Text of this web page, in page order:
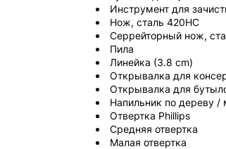
Инструмент для
Нож, сталь 420HC
Серрейторный нож,
Пила
Линейка (3.8 cm)
Открывалка для
Открывалка для
Напильник по дереву /
Отвертка Phillips
Средняя отвертка
Малая отвертка